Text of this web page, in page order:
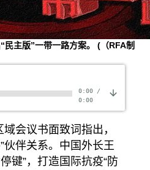
民主版”一带一路方案。(（RFA制
0:00/
0:00
会议书面致词指出，
伙伴关系。中国外长王
键”，打造国际抗疫“防